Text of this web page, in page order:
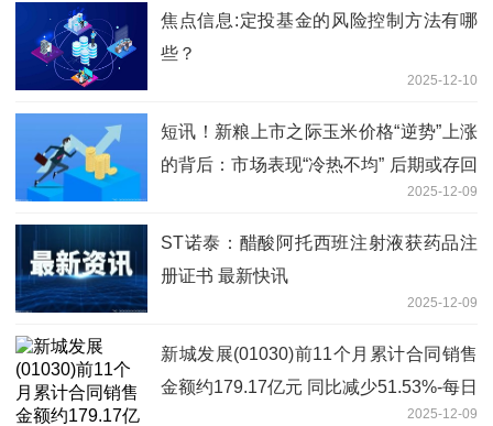
焦点信息:定投基金的风险控制方法有哪
些？
2025-12-10
短讯！新粮上市之际玉米价格“逆势”上涨
的背后：市场表现“冷热不均” 后期或存回
2025-12-09
ST诺泰：醋酸阿托西班注射液获药品注
册证书 最新快讯
2025-12-09
新城发展(01030)前11个月累计合同销售
金额约179.17亿元 同比减少51.53%-每日
2025-12-09